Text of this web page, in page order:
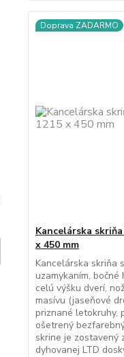
Doprava ZADARMO
Kancelárska
x 450 mm
Kancelárska skriňa
uzamykaním,
celú výšku dverí,
masívu (jaseňové
priznané letokruhy,
ošetrený
skrine je zostavený
dyhovanej LTD